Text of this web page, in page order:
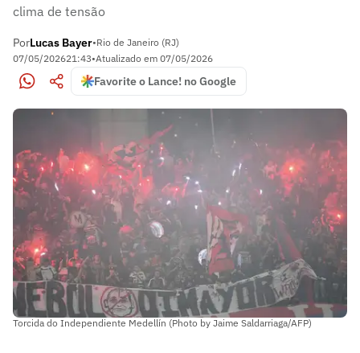
clima de tensão
PorLucas Bayer•Rio de Janeiro (RJ)
07/05/202621:43•Atualizado em 07/05/2026
Favorite o Lance! no Google
Torcida do Independiente Medellín (Photo by Jaime Saldarriaga/AFP)